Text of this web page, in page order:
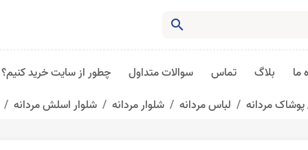
search
ما بلاگ تماس سوالات متداول چطور از سایت خرید کنیم؟
پوشاک مردانه لباس مردانه شلوار مردانه شلوار اسلش مردانه